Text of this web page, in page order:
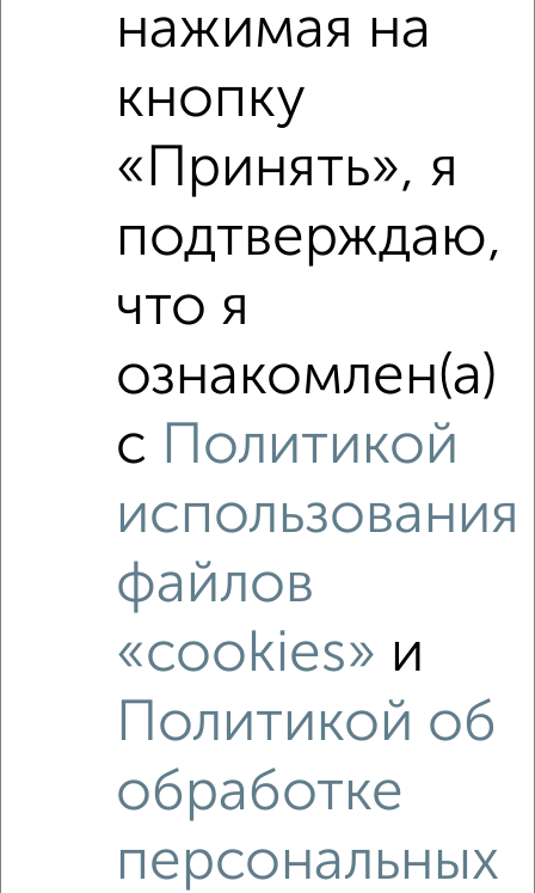
Средняя цена район
Средняя цена по городу
Похожие предложения рядом
нажимая на
кнопку
«Принять», я
подтверждаю,
что я
ознакомлен(а)
с Политикой
использования
файлов
«cookies» и
Политикой об
обработке
персональных